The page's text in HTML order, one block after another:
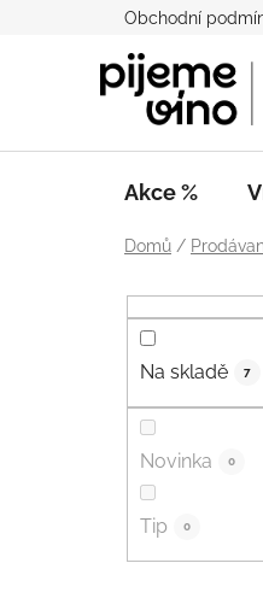
Obchodní
Akce %
Domů /
Na skladě 7
Novinka 0
Tip 0